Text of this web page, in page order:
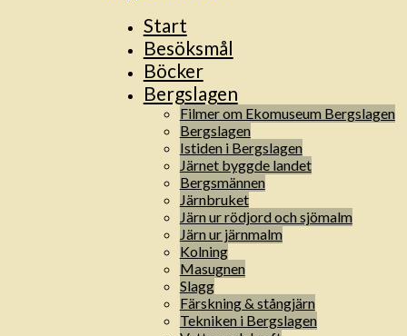
Start
Besöksmål
Böcker
Bergslagen
Filmer om Ekomuseum Bergslagen
Bergslagen
Istiden i Bergslagen
Järnet byggde landet
Bergsmännen
Järnbruket
Järn ur rödjord och sjömalm
Järn ur järnmalm
Kolning
Masugnen
Slagg
Färskning & stångjärn
Tekniken i Bergslagen